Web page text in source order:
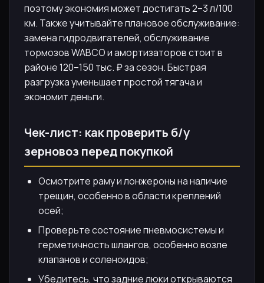
поэтому экономия может достигать 2–3 л/100
км. Также учитывайте плановое обслуживание:
замена гидродвигателей, обслуживание
тормозов WABCO и амортизаторов стоит в
районе 120–150 тыс. ₽ за сезон. Быстрая
разгрузка уменьшает простой тягача и
экономит деньги.
Чек-лист: как проверить б/у
зерновоз перед покупкой
Осмотрите раму и лонжероны на наличие
трещин, особенно в области креплений
осей;
Проверьте состояние пневмосистемы и
герметичность шлангов, особенно возле
клапанов и соленоидов;
Убедитесь, что задние люки открываются